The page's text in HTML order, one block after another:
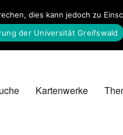
Kartenwerke
dies kann jedoch zu
der Universität Greifswald